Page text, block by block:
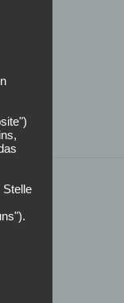
Stelle